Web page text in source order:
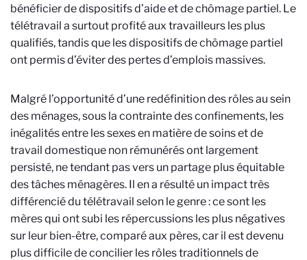
bénéficier de dispositifs d’aide et de chômage partiel. Le
télétravail a surtout profité aux travailleurs les plus
qualifiés, tandis que les dispositifs de chômage partiel
ont permis d’éviter des pertes d’emplois massives.
Malgré l’opportunité d’une redéfinition des rôles au sein
des ménages, sous la contrainte des confinements, les
inégalités entre les sexes en matière de soins et de
travail domestique non rémunérés ont largement
persisté, ne tendant pas vers un partage plus équitable
des tâches ménagères. Il en a résulté un impact très
différencié du télétravail selon le genre : ce sont les
mères qui ont subi les répercussions les plus négatives
sur leur bien-être, comparé aux pères, car il est devenu
plus difficile de concilier les rôles traditionnels de